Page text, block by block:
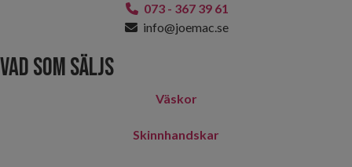
073 - 367 39 61
info@joemac.se
Vad som säljs
Väskor
Skinnhandskar